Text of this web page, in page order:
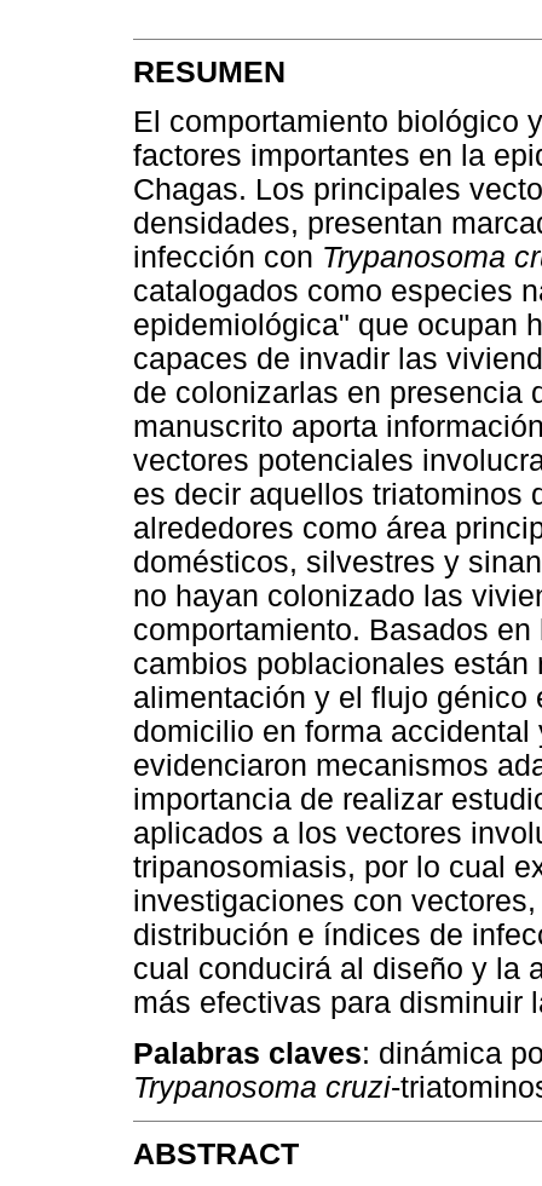
RESUMEN
El comportamiento biológico
factores importantes en la
Chagas. Los principales
densidades, presentan
infección con Trypanosoma
catalogados como especies
epidemiológica" que ocupan
capaces de invadir las
de colonizarlas en presencia
manuscrito aporta
vectores potenciales
es decir aquellos triatominos
alrededores como área
domésticos, silvestres y
no hayan colonizado las
comportamiento. Basados
cambios poblacionales
alimentación y el flujo
domicilio en forma
evidenciaron mecanismos
importancia de realizar
aplicados a los vectores
tripanosomiasis, por lo cual
investigaciones con
distribución e índices de
cual conducirá al diseño y la
más efectivas para disminuir
Palabras claves: dinámica
Trypanosoma cruzi-
ABSTRACT